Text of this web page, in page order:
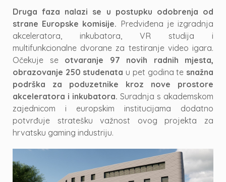
Druga faza nalazi se u postupku odobrenja od
strane Europske komisije. Predviđena je izgradnja
akceleratora, inkubatora, VR studija i
multifunkcionalne dvorane za testiranje video igara.
Očekuje se otvaranje 97 novih radnih mjesta,
obrazovanje 250 studenata u pet godina te snažna
podrška za poduzetnike kroz nove prostore
akceleratora i inkubatora. Suradnja s akademskom
zajednicom i europskim institucijama dodatno
potvrđuje stratešku važnost ovog projekta za
hrvatsku gaming industriju.